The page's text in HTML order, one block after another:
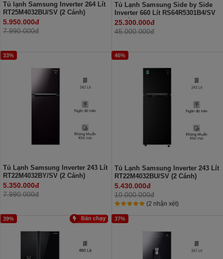
Tủ lạnh Samsung Inverter 264 Lít
RT25M4032BU/SV (2 Cánh)
5.950.000đ
7.990.000đ
Tủ Lạnh Samsung Side by Side
Inverter 660 Lít RS64R5301B4/SV
(2 Cánh)
25.300.000đ
45.000.000đ
33%
Tủ Lạnh Samsung Inverter 243 Lít
RT22M4032BY/SV (2 Cánh)
5.350.000đ
7.990.000đ
46%
Tủ Lạnh Samsung Inverter 243 Lít
RT22M4032BU/SV (2 Cánh)
5.430.000đ
10.000.000đ
(2 nhận xét)
39% 37%